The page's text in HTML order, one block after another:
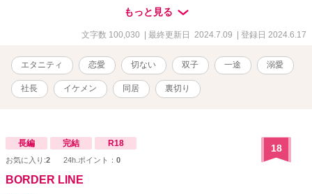
でくれる。 愛情、裏切り、偽装恋愛、同居……そして、結婚。 あん
なに穏やかだったはずの日常が、突然、嵐に巻き込まれたかのよう
に目まぐるしく動き出す――
もっと見る
文字数 100,030 | 最終更新日 2024.7.09 | 登録日 2024.6.17
エタニティ 恋愛 切ない 双子 一途 溺愛
社長 イケメン 同居 裏切り
長編 完結 R18
お気に入り:2 24h.ポイント： 0
18
BORDER LINE